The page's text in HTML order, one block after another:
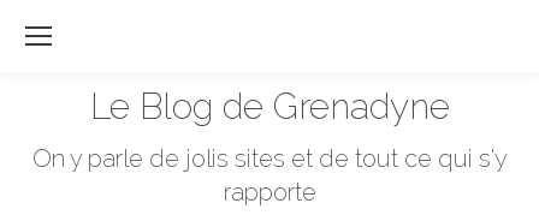
Le Blog de Grenadyne
On y parle de jolis sites et de tout ce qui s'y
rapporte
Vous êtes ici :